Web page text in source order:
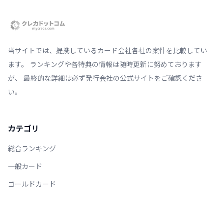
当サイトでは、提携しているカード会社各社の案件を比較してい
ます。 ランキングや各特典の情報は随時更新に努めております
が、 最終的な詳細は必ず発行会社の公式サイトをご確認くださ
い。
カテゴリ
総合ランキング
一般カード
ゴールドカード